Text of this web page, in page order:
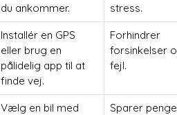
du ankommer.
stress.
Installér en GPS
eller brug en
pålidelig app til at
finde vej.
Forhindrer
forsinkelser
fejl.
Vælg en bil med
Sparer penge